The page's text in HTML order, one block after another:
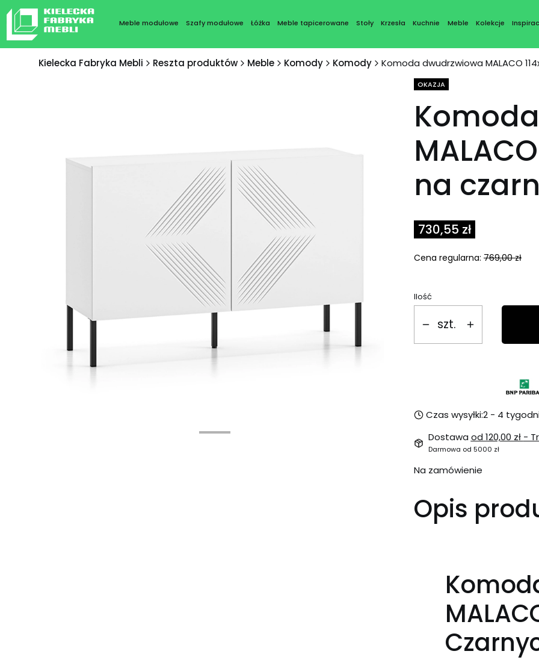
Meble modułowe Szafy modułowe Łóżka Meble tapicerowane Stoły Krzesła Kuchnie Meble Kolekcje
Kielecka Fabryka Mebli Reszta produktów Meble Komody Komody Komoda dwudrzwiowa MALACO
Tagi produktu
OKAZJA
na
730,55 zł
Cena regularna: 769,00 zł
Ilość
szt.
Czas wysyłki:2 - 4
Dostawa od 120,00 zł -
Darmowa od 5000 zł
Na zamówienie
Opis